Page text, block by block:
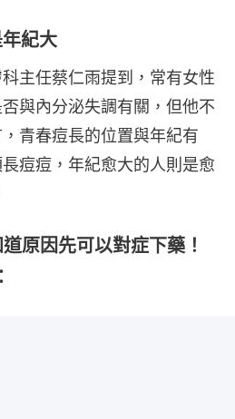
紀大
主任蔡仁雨提到，常有女性
與內分泌失調有關，但他不
青春痘長的位置與年紀有
痘痘，年紀愈大的人則是愈
原因先可以對症下藥！